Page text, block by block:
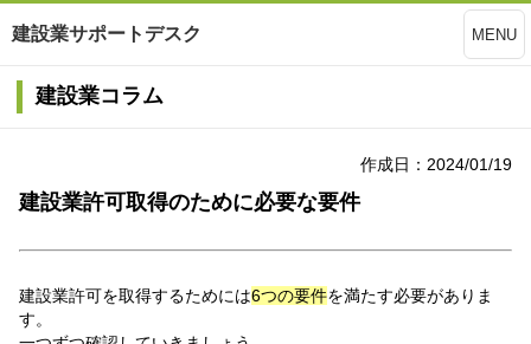
建設業サポートデスク MENU
建設業コラム
作成日：2024/01/19
建設業許可取得のために必要な要件
建設業許可を取得するためには6つの要件を満たす必要がありま
す。